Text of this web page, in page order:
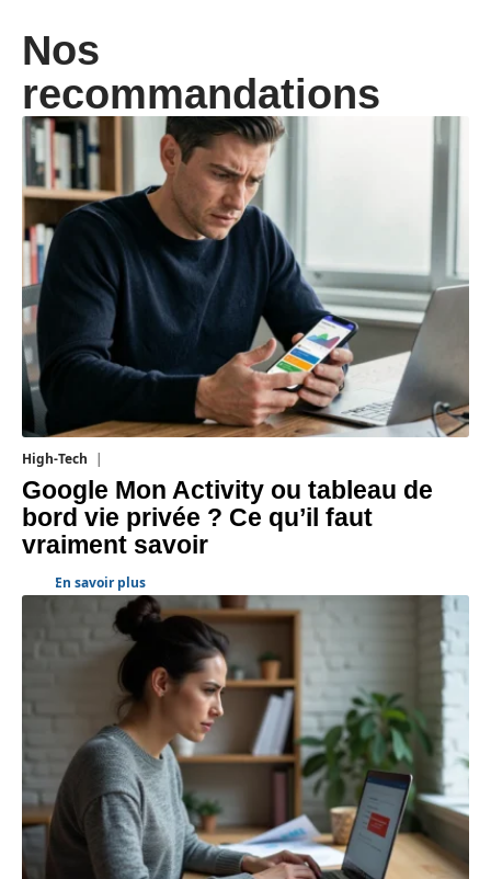
Nos
recommandations
High-Tech
Google Mon Activity ou tableau de
bord vie privée ? Ce qu’il faut
vraiment savoir
En savoir plus